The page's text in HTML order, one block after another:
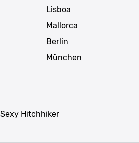
Lisboa
Mallorca
Berlin
München
Sexy Hitchhiker